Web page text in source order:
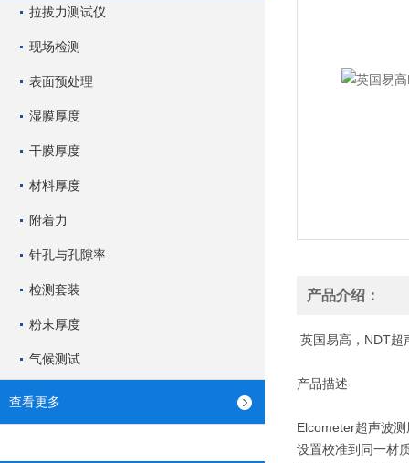
拉拔力测试仪
现场检测
表面预处理
湿膜厚度
干膜厚度
材料厚度
附着力
针孔与孔隙率
检测套装
粉末厚度
气候测试
查看更多
产品介绍：
英国易高，NDT超
产品描述
Elcometer超声波
设置校准到同一材